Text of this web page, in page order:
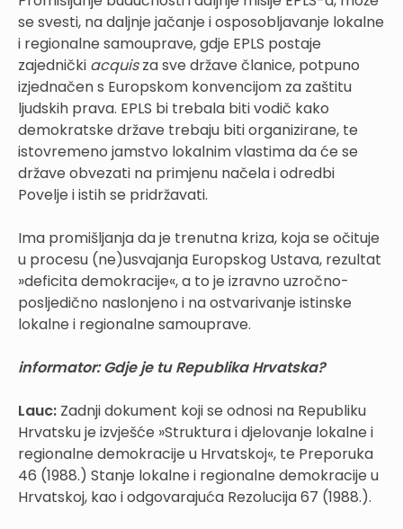
se svesti, na daljnje jačanje i osposobljavanje lokalne
i regionalne samouprave, gdje EPLS postaje
zajednički acquisza sve države članice, potpuno
izjednačen s Europskom konvencijom za zaštitu
ljudskih prava. EPLS bi trebala biti vodič kako
demokratske države trebaju biti organizirane, te
istovremeno jamstvo lokalnim vlastima da će se
države obvezati na primjenu načela i odredbi
Povelje i istih se pridržavati.
Ima promišljanja da je trenutna kriza, koja se očituje
u procesu (ne)usvajanja Europskog Ustava, rezultat
»deficita demokracije«, a to je izravno uzročno-
posljedično naslonjeno i na ostvarivanje istinske
lokalne i regionalne samouprave.
informator: Gdje je tu Republika Hrvatska?
Lauc: Zadnji dokument koji se odnosi na Republiku
Hrvatsku je izvješće »Struktura i djelovanje lokalne i
regionalne demokracije u Hrvatskoj«, te Preporuka
46 (1988.) Stanje lokalne i regionalne demokracije u
Hrvatskoj, kao i odgovarajuća Rezolucija 67 (1988.).